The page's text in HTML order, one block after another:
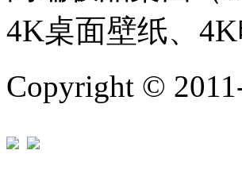
4K桌面壁纸、
Copyright ©